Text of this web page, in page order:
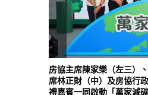
房協主席陳家樂（左三）
席林正財（中）及房協行
禮嘉賓一同啟動「萬家減